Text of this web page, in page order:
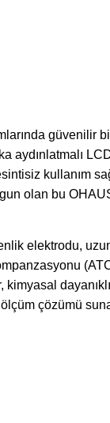
kullanım
olan bu
elektrodu,
çözümü